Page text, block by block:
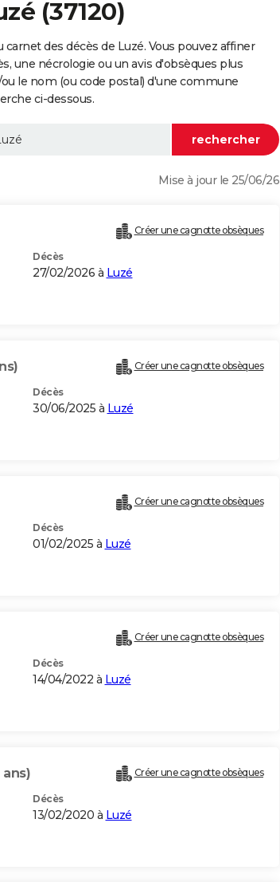
(37120)
des décès de Luzé. Vous pouvez affiner
une nécrologie ou un avis d'obsèques plus
le nom (ou code postal) d'une commune
ci-dessous.
Mise à jour le 25/06/26
Créer une cagnotte obsèques
Décès
27/02/2026 à Luzé
Créer une cagnotte obsèques
Décès
30/06/2025 à Luzé
Créer une cagnotte obsèques
Décès
01/02/2025 à Luzé
Créer une cagnotte obsèques
Décès
14/04/2022 à Luzé
ans) Créer une cagnotte obsèques
Décès
13/02/2020 à Luzé